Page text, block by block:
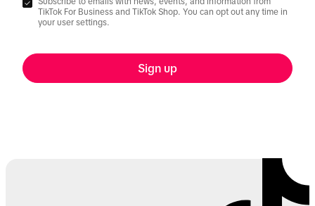
TikTok For Business and TikTok Shop. You can opt out any time in
your user settings.
Sign up